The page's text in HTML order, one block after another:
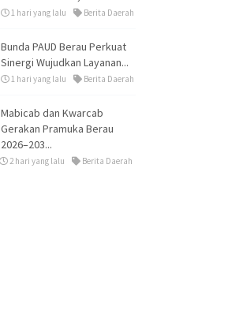
1 hari yang lalu Berita Daerah
Bunda PAUD Berau Perkuat
Sinergi Wujudkan Layanan...
1 hari yang lalu Berita Daerah
Mabicab dan Kwarcab
Gerakan Pramuka Berau
2026–203...
2 hari yang lalu Berita Daerah